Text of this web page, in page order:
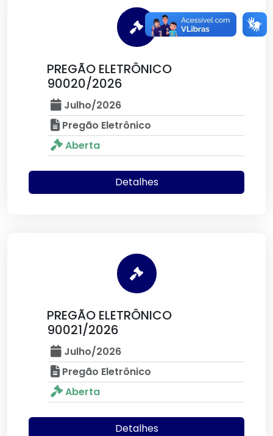
PREGÃO ELETRÔNICO
90020/2026
Julho/2026
Pregão Eletrônico
Aberta
Detalhes
PREGÃO ELETRÔNICO
90021/2026
Julho/2026
Pregão Eletrônico
Aberta
Detalhes